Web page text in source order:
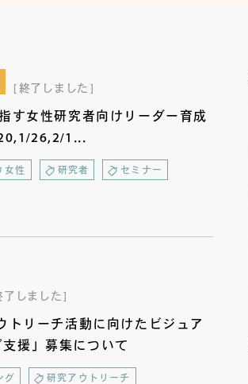
終了しました
す女性研究者向けリーダー育成
26,2/1...
女性 研究者 セミナー
了しました
トリーチ活動に向けたビジュア
援」募集について
グ 研究アウトリーチ